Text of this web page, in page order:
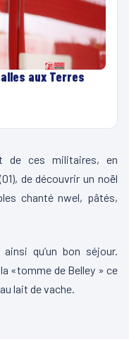
aux Terres
de ces militaires, en
de découvrir un noël
chanté nwel, pâtés,
qu’un bon séjour.
«tomme de Belley » ce
lait de vache.